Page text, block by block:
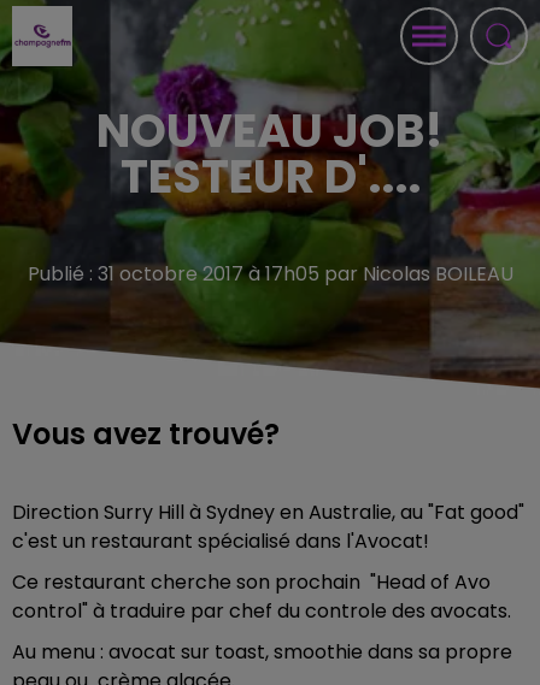
NOUVEAU JOB!
TESTEUR D'....
Publié : 31 octobre 2017 à 17h05 par Nicolas BOILEAU
Vous avez trouvé?
Direction Surry Hill à Sydney en Australie, au "Fat good"
c'est un restaurant spécialisé dans l'Avocat!
Ce restaurant cherche son prochain "Head of Avo
control" à traduire par chef du controle des avocats.
Au menu : avocat sur toast, smoothie dans sa propre